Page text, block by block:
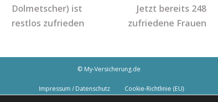
Dolmetscher) ist
restlos zufrieden
Jetzt bereits 248
zufriedene Frauen
© My-Versicherung.de
Impressum / Datenschutz Cookie-Richtlinie (EU)